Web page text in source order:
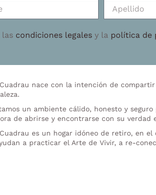
las condiciones legales y la política de
nace con la intención de
un ambiente cálido, honesto y
de abrirse y encontrarse con su verdad
es un hogar idóneo de retiro, en
a practicar el Arte de Vivir, a re-